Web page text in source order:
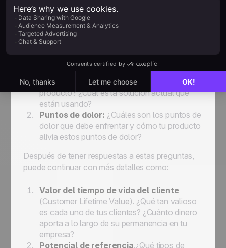
Una vez tengas las respuestas a estas preguntas
básicas, es hora de avanzar y refinar tu búsqueda
centrándote en cuestiones más profundas como:
Desafíos:¿Qué problemas enfrenta tu
cliente y cómo puede resolverlos tu
producto? ¿Cuál es la solución actual que
están usando?
Puntos de dolor: ¿Cuáles son los puntos de
dolor que debe enfrentar y cómo tu producto
alivia estos puntos de dolor?
Después de tener respuestas a estas preguntas,
puede continuar con más detalles como:
Valor del tiempo de vida del cliente
(Customer Lifetime Value). ¿Qué tan valioso
es cada uno de tus clientes? ¿Cuánto dinero
aporta a lo largo de su permanencia en tu
empresa?
Potencial de referencia.¿Qué tipos de